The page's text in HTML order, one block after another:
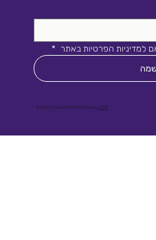
למדיניות הפרטיות באתר *
© 2026 by Site WORKAROUND. Made byLIRON